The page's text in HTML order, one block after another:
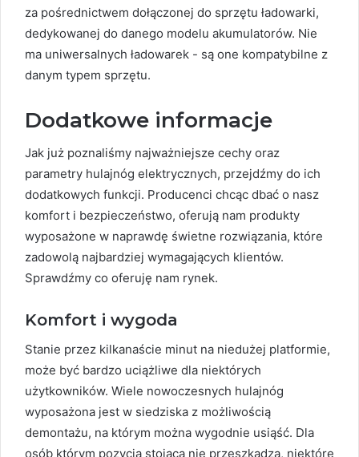
za pośrednictwem dołączonej do sprzętu ładowarki,
dedykowanej do danego modelu akumulatorów. Nie
ma uniwersalnych ładowarek - są one kompatybilne z
danym typem sprzętu.
Dodatkowe informacje
Jak już poznaliśmy najważniejsze cechy oraz
parametry hulajnóg elektrycznych, przejdźmy do ich
dodatkowych funkcji. Producenci chcąc dbać o nasz
komfort i bezpieczeństwo, oferują nam produkty
wyposażone w naprawdę świetne rozwiązania, które
zadowolą najbardziej wymagających klientów.
Sprawdźmy co oferuję nam rynek.
Komfort i wygoda
Stanie przez kilkanaście minut na niedużej platformie,
może być bardzo uciążliwe dla niektórych
użytkowników. Wiele nowoczesnych hulajnóg
wyposażona jest w siedziska z możliwością
demontażu, na którym można wygodnie usiąść. Dla
osób którym pozycja stojąca nie przeszkadza, niektóre